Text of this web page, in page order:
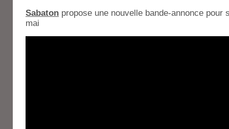
Sabaton propose une nouvelle bande-annonce pour
mai